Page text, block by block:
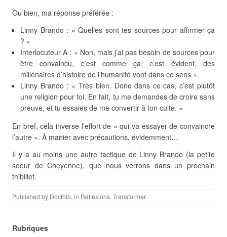
Ou bien, ma réponse préférée :
Linny Brando : « Quelles sont tes sources pour affirmer ça
? »
Interlocuteur A : « Non, mais j’ai pas besoin de sources pour
être convaincu, c’est comme ça, c’est évident, des
millénaires d’histoire de l’humanité vont dans ce sens ».
Linny Brando : « Très bien. Donc dans ce cas, c’est plutôt
une religion pour toi. En fait, tu me demandes de croire sans
preuve, et tu essaies de me convertir à ton culte. »
En bref, cela inverse l’effort de « qui va essayer de convaincre
l’autre ». À manier avec précautions, évidemment…
Il y a au moins une autre tactique de Linny Brando (la petite
soeur de Cheyenne), que nous verrons dans un prochain
thibillet.
Published by Docthib, in Réflexions, Transformer.
Rubriques